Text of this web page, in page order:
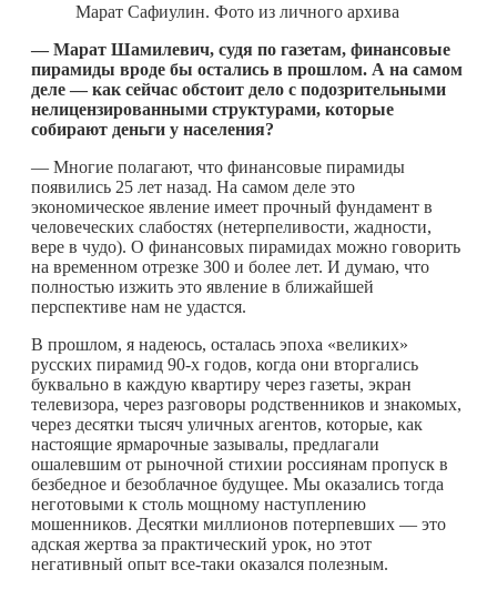
Марат Сафиулин. Фото из личного архива
— Марат Шамилевич, судя по газетам, финансовые
пирамиды вроде бы остались в прошлом. А на самом
деле — как сейчас обстоит дело с подозрительными
нелицензированными структурами, которые
собирают деньги у населения?
— Многие полагают, что финансовые пирамиды
появились 25 лет назад. На самом деле это
экономическое явление имеет прочный фундамент в
человеческих слабостях (нетерпеливости, жадности,
вере в чудо). О финансовых пирамидах можно говорить
на временном отрезке 300 и более лет. И думаю, что
полностью изжить это явление в ближайшей
перспективе нам не удастся.
В прошлом, я надеюсь, осталась эпоха «великих»
русских пирамид 90-х годов, когда они вторгались
буквально в каждую квартиру через газеты, экран
телевизора, через разговоры родственников и знакомых,
через десятки тысяч уличных агентов, которые, как
настоящие ярмарочные зазывалы, предлагали
ошалевшим от рыночной стихии россиянам пропуск в
безбедное и безоблачное будущее. Мы оказались тогда
неготовыми к столь мощному наступлению
мошенников. Десятки миллионов потерпевших — это
адская жертва за практический урок, но этот
негативный опыт все-таки оказался полезным.